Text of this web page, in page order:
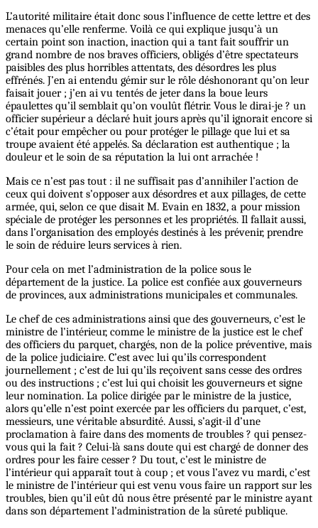
L’autorité militaire était donc sous l’influence de cette lettre et des
menaces qu’elle renferme. Voilà ce qui explique jusqu’à un
certain point son inaction, inaction qui a tant fait souffrir un
grand nombre de nos braves officiers, obligés d’être spectateurs
paisibles des plus horribles attentats, des désordres les plus
effrénés. J’en ai entendu gémir sur le rôle déshonorant qu’on leur
faisait jouer ; j’en ai vu tentés de jeter dans la boue leurs
épaulettes qu’il semblait qu’on voulût flétrir. Vous le dirai-je ? un
officier supérieur a déclaré huit jours après qu’il ignorait encore si
c’était pour empêcher ou pour protéger le pillage que lui et sa
troupe avaient été appelés. Sa déclaration est authentique ; la
douleur et le soin de sa réputation la lui ont arrachée !
Mais ce n’est pas tout : il ne suffisait pas d’annihiler l’action de
ceux qui doivent s’opposer aux désordres et aux pillages, de cette
armée, qui, selon ce que disait M. Evain en 1832, a pour mission
spéciale de protéger les personnes et les propriétés. Il fallait aussi,
dans l’organisation des employés destinés à les prévenir, prendre
le soin de réduire leurs services à rien.
Pour cela on met l’administration de la police sous le
département de la justice. La police est confiée aux gouverneurs
de provinces, aux administrations municipales et communales.
Le chef de ces administrations ainsi que des gouverneurs, c’est le
ministre de l’intérieur, comme le ministre de la justice est le chef
des officiers du parquet, chargés, non de la police préventive, mais
de la police judiciaire. C’est avec lui qu’ils correspondent
journellement ; c’est de lui qu’ils reçoivent sans cesse des ordres
ou des instructions ; c’est lui qui choisit les gouverneurs et signe
leur nomination. La police dirigée par le ministre de la justice,
alors qu’elle n’est point exercée par les officiers du parquet, c’est,
messieurs, une véritable absurdité. Aussi, s’agit-il d’une
proclamation à faire dans des moments de troubles ? qui pensez-
vous qui la fait ? Celui-là sans doute qui est chargé de donner des
ordres pour les faire cesser ? Du tout, c’est le ministre de
l’intérieur qui apparaît tout à coup ; et vous l’avez vu mardi, c’est
le ministre de l’intérieur qui est venu vous faire un rapport sur les
troubles, bien qu’il eût dû nous être présenté par le ministre ayant
dans son département l’administration de la sûreté publique.